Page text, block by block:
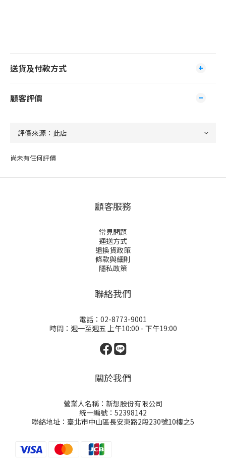
送貨及付款方式
顧客評價
尚未有任何評價
顧客服務
常見問題
運送方式
退換貨政策
條款與細則
隱私政策
聯絡我們
電話：02-8773-9001
時間：週一至週五 上午10:00 - 下午19:00
關於我們
營業人名稱：新想股份有限公司
統一編號：52398142
聯絡地址：臺北市中山區長安東路2段230號10樓之5